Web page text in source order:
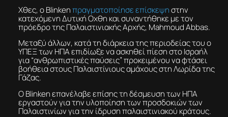
Χθες, ο Blinkenπραγματοποίησε επίσκεψηστην
κατεχόμενη Δυτική Οχθη και συναντήθηκε με τον
πρόεδρο της Παλαιστινιακής Αρχής, Mahmoud Abbas.
Μεταξύ άλλων, κατά τη διάρκεια της περιοδείας του ο
ΥΠΕΞ των ΗΠΑ επιδίωξε να ασκηθεί πίεση στο Ισραήλ
για “ανθρωπιστικές παύσεις” προκειμένου να φτάσει
βοήθεια στους Παλαιστίνιους αμάχους στη Λωρίδα της
Γάζας.
Ο Blinken επανέλαβε επίσης τη δέσμευση των ΗΠΑ
εργαστούν για την υλοποίηση των προσδοκιών των
Παλαιστινίων για την ίδρυση παλαιστινιακού κράτους.